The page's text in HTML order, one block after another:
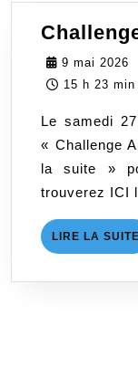
9 mai 2026
15 h 23 min
Le samedi
« Challenge
la suite »
trouverez ICI
LIRE LA SUITE